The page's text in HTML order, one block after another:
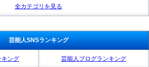
全カテゴリを見る
芸能人SNSランキング
キング 芸能人ブログランキング